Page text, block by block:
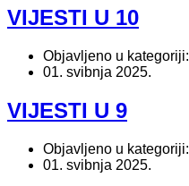
VIJESTI U 10
Objavljeno u kategoriji:
01. svibnja 2025.
VIJESTI U 9
Objavljeno u kategoriji:
01. svibnja 2025.